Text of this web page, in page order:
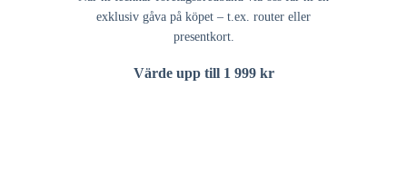
exklusiv gåva på köpet – t.ex. router eller
presentkort.
Värde upp till 1 999 kr